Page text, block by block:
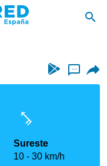
...
Sureste
10
30 km/h